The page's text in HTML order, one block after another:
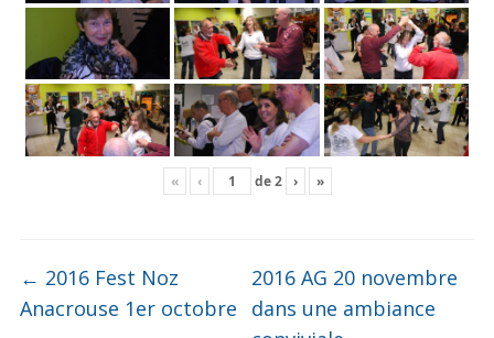
« ‹ de2 › »
← 2016 Fest Noz
Anacrouse 1er octobre
2016 AG 20 novembre
dans une ambiance